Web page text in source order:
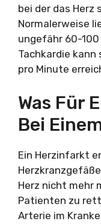
bei der das Herz
Normalerweise
ungefähr 60-100
Tachkardie kann
pro Minute
Was Für
Bei
Ein Herzinfarkt
Herz nicht mehr
Patienten zu
Arterie im